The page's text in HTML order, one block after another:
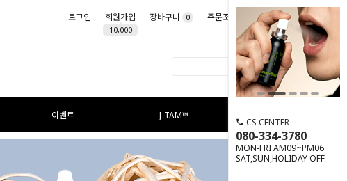
로그인 회원가입
10,000
장바구니 0 주문조회 마이페이지
이벤트 J-TAM™
CS CENTER
080-334-3780
MON-FRI AM09~PM06
SAT,SUN,HOLIDAY OFF